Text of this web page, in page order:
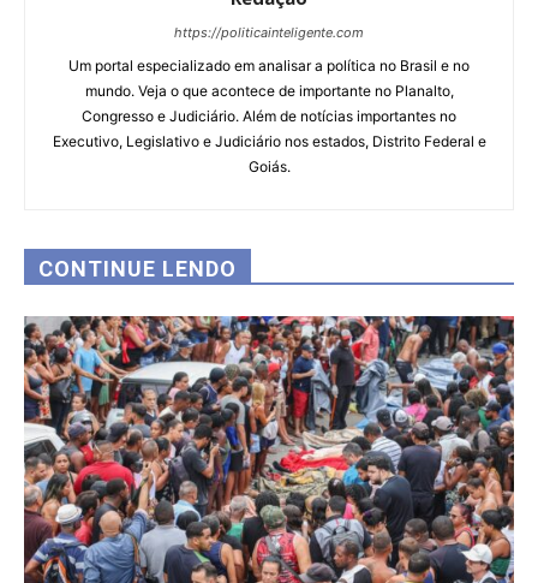
https://politicainteligente.com
Um portal especializado em analisar a política no Brasil e no
mundo. Veja o que acontece de importante no Planalto,
Congresso e Judiciário. Além de notícias importantes no
Executivo, Legislativo e Judiciário nos estados, Distrito Federal e
Goiás.
CONTINUE LENDO